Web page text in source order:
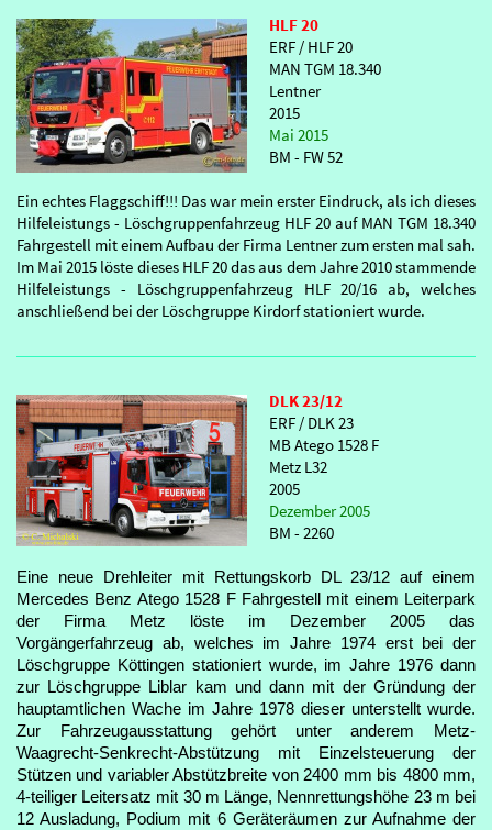
HLF 20
ERF / HLF 20
MAN TGM 18.340
Lentner
2015
Mai 2015
BM - FW 52
Ein echtes Flaggschiff!!! Das war mein erster Eindruck, als ich dieses
Hilfeleistungs - Löschgruppenfahrzeug HLF 20 auf MAN TGM 18.340
Fahrgestell mit einem Aufbau der Firma Lentner zum ersten mal sah.
Im Mai 2015 löste dieses HLF 20 das aus dem Jahre 2010 stammende
Hilfeleistungs - Löschgruppenfahrzeug HLF 20/16 ab, welches
anschließend bei der Löschgruppe Kirdorf stationiert wurde.
DLK 23/12
ERF / DLK 23
MB Atego 1528 F
Metz L32
2005
Dezember 2005
BM - 2260
Eine neue Drehleiter mit Rettungskorb DL 23/12 auf einem
Mercedes Benz Atego 1528 F Fahrgestell mit einem Leiterpark
der Firma Metz löste im Dezember 2005 das
Vorgängerfahrzeug ab, welches im Jahre 1974 erst bei der
Löschgruppe Köttingen stationiert wurde, im Jahre 1976 dann
zur Löschgruppe Liblar kam und dann mit der Gründung der
hauptamtlichen Wache im Jahre 1978 dieser unterstellt wurde.
Zur Fahrzeugausstattung gehört unter anderem Metz-
Waagrecht-Senkrecht-Abstützung mit Einzelsteuerung der
Stützen und variabler Abstützbreite von 2400 mm bis 4800 mm,
4-teiliger Leitersatz mit 30 m Länge, Nennrettungshöhe 23 m bei
12 Ausladung, Podium mit 6 Geräteräumen zur Aufnahme der